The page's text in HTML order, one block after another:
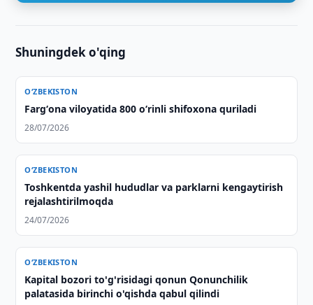
Shuningdek o'qing
O‘ZBEKISTON
Fargʻona viloyatida 800 oʻrinli shifoxona quriladi
28/07/2026
O‘ZBEKISTON
Toshkentda yashil hududlar va parklarni kengaytirish
rejalashtirilmoqda
24/07/2026
O‘ZBEKISTON
Kapital bozori to'g'risidagi qonun Qonunchilik
palatasida birinchi o'qishda qabul qilindi